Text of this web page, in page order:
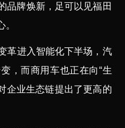
品牌焕新，足可以见福田
革进入智能化下半场，汽
，而商用车也正在向“生
企业生态链提出了更高的